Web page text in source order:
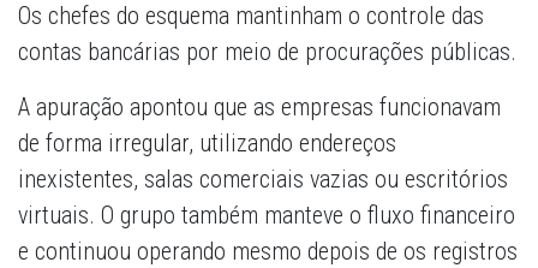
Os chefes do esquema mantinham o controle das
contas bancárias por meio de procurações públicas.
A apuração apontou que as empresas funcionavam
de forma irregular, utilizando endereços
inexistentes, salas comerciais vazias ou escritórios
virtuais. O grupo também manteve o fluxo financeiro
e continuou operando mesmo depois de os registros